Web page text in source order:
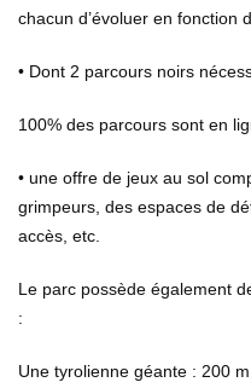
chacun d’évoluer en fonction
• Dont 2 parcours noirs
100% des parcours sont en
• une offre de jeux au sol
grimpeurs, des espaces de
accès, etc.
Le parc possède également
:
Une tyrolienne géante : 200